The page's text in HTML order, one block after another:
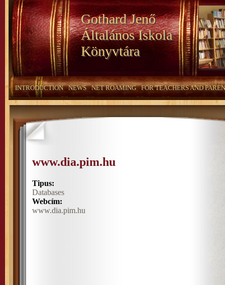
Gothard Jenő
Általános Iskola
Könyvtára
INTRODUCTION NEWS NET ROAMING FOR TEACHERS AND
www.dia.pim.hu
Tipus:
Databases
Webcím:
www.dia.pim.hu